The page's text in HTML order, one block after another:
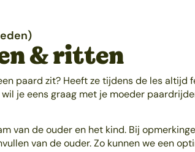
& ritten
paard zit? Heeft ze tijdens de les altijd
je eens graag met je moeder
van de ouder en het kind. Bij
van de ouder. Zo kunnen we een